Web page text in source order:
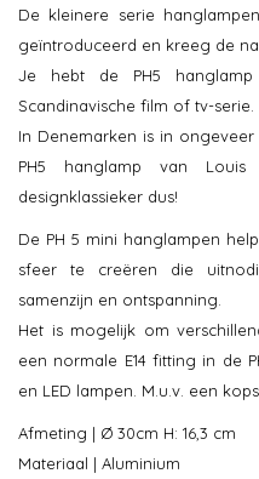
De kleinere serie
geïntroduceerd en kreeg de
Je hebt de PH5
Scandinavische film of tv-serie.
In Denemarken is in
PH5 hanglamp van Louis
designklassieker dus!
De PH 5 mini hanglampen
sfeer te creëren die
samenzijn en ontspanning.
Het is mogelijk om
een normale E14 fitting in de
en LED lampen. M.u.v. een
Afmeting | Ø 30cm H: 16,3 cm
Materiaal | Aluminium